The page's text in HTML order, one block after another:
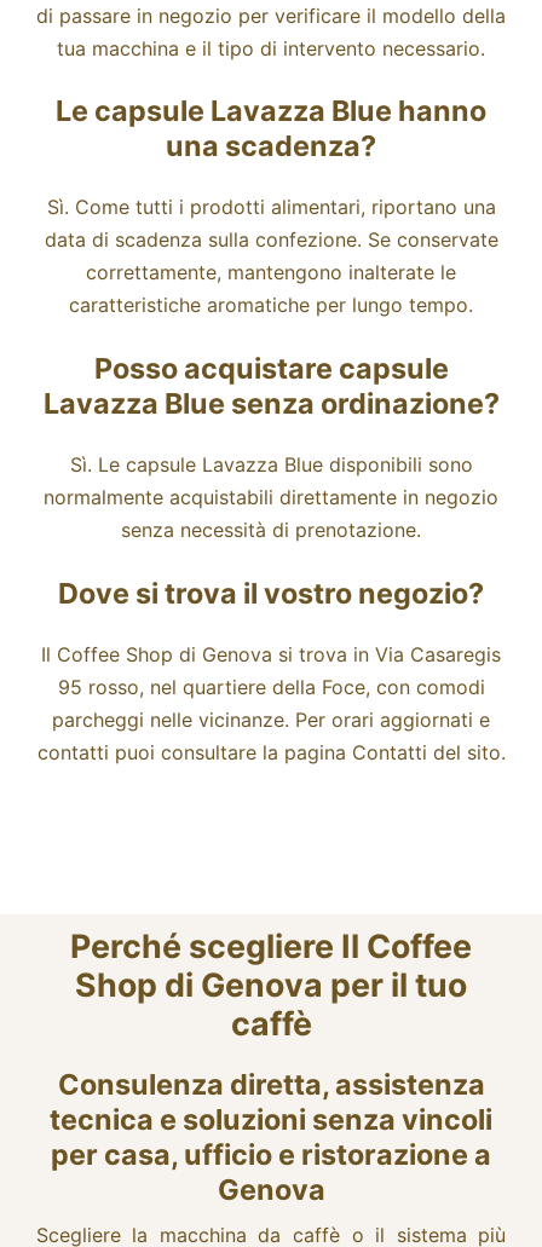
di passare in negozio per verificare il modello della
tua macchina e il tipo di intervento necessario.
Le capsule Lavazza Blue hanno
una scadenza?
Sì. Come tutti i prodotti alimentari, riportano una
data di scadenza sulla confezione. Se conservate
correttamente, mantengono inalterate le
caratteristiche aromatiche per lungo tempo.
Posso acquistare capsule
Lavazza Blue senza ordinazione?
Sì. Le capsule Lavazza Blue disponibili sono
normalmente acquistabili direttamente in negozio
senza necessità di prenotazione.
Dove si trova il vostro negozio?
Il Coffee Shop di Genova si trova in Via Casaregis
95 rosso, nel quartiere della Foce, con comodi
parcheggi nelle vicinanze. Per orari aggiornati e
contatti puoi consultare la pagina Contatti del sito.
Perché scegliere Il Coffee
Shop di Genova per il tuo
caffè
Consulenza diretta, assistenza
tecnica e soluzioni senza vincoli
per casa, ufficio e ristorazione a
Genova
Scegliere la macchina da caffè o il sistema più